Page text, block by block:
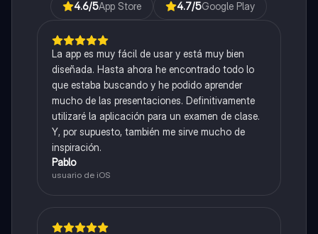
4.6/5App Store 4.7/5Google Play
La app es muy fácil de usar y está muy bien
diseñada. Hasta ahora he encontrado todo lo
que estaba buscando y he podido aprender
mucho de las presentaciones. Definitivamente
utilizaré la aplicación para un examen de clase.
Y, por supuesto, también me sirve mucho de
inspiración.
Pablo
usuario de iOS